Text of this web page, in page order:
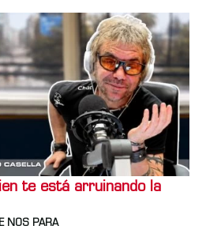
te está arruinando la
NOS PARA